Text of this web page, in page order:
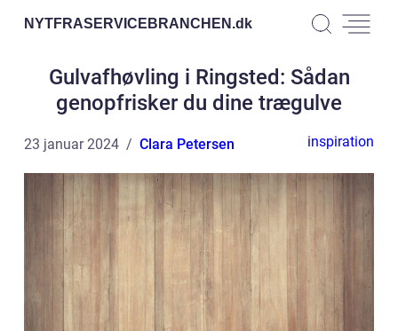
NYTFRASERVICEBRANCHEN.dk
Gulvafhøvling i Ringsted: Sådan
genopfrisker du dine trægulve
23 januar 2024 Clara Petersen inspiration